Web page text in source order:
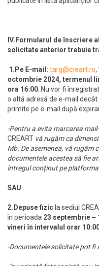
IV.Formularul de înscriere
solicitate anterior trebuie
1.Pe E-mail: targ@creart.ro,
octombrie 2024, termenul
ora 16:00 . Nu vor fi
o altă adresă de e-mail
primite pe e-mail după
-Pentru a evita marcarea
CREART vă rugăm ca
Mb. De asemenea, vă rugăm
documentele acestea să fie
întregul conținut pe
SAU
2.Depuse fizicla sediul
în perioada 23 septembrie –
vineri în intervalul orar
-Documentele solicitate pot fi